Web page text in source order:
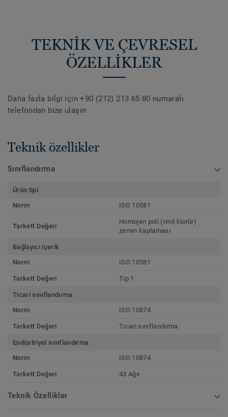
TEKNİK VE ÇEVRESEL
ÖZELLİKLER
Daha fazla bilgi için +90 (212) 213 65 80 numaralı
telefondan bize ulaşın
Teknik özellikler
Sınıflandırma
Ürün tipi
Norm
ISO 10581
Tarkett Değeri
Homojen poli (vinil klorür)
zemin kaplaması
Bağlayıcı içerik
Norm
ISO 10581
Tarkett Değeri Tip 1
Ticari sınıflandırma
Norm
ISO 10874
Tarkett Değeri Ticari sınıflandırma
Endüstriyel sınıflandırma
Norm
ISO 10874
Tarkett Değeri 43 Ağır
Teknik Özellikler